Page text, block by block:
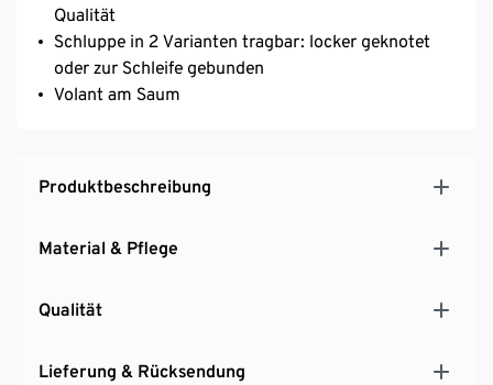
Qualität
Schluppe in 2 Varianten tragbar: locker geknotet
oder zur Schleife gebunden
Volant am Saum
Produktbeschreibung
Material & Pflege
Qualität
Lieferung & Rücksendung